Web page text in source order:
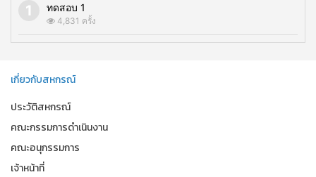
ทดสอบ 1
4,831 ครั้ง
เกี่ยวกับสหกรณ์
ประวัติสหกรณ์
คณะกรรมการดำเนินงาน
คณะอนุกรรมการ
เจ้าหน้าที่